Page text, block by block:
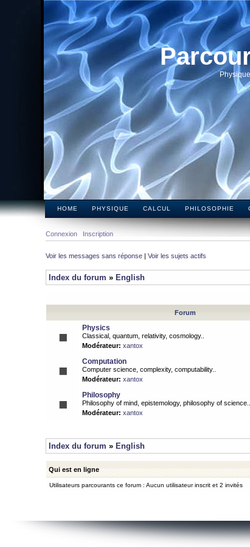
HOME PHYSIQUE CALCUL PHILOSOPHIE
Connexion Inscription
Voir les messages sans réponse | Voir les sujets actifs
Index du forum » English
Forum
Physics
Classical, quantum, relativity, cosmology..
Modérateur: xantox
Computation
Computer science, complexity, computability..
Modérateur: xantox
Philosophy
Philosophy of mind, epistemology, philosophy of science..
Modérateur: xantox
Index du forum » English
Qui est en ligne
Utilisateurs parcourants ce forum : Aucun utilisateur inscrit et 2 invités